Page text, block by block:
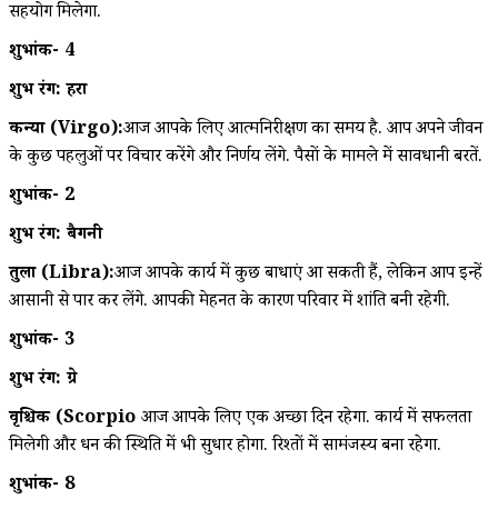
सहयोग मिलेगा.
शुभांक- 4
शुभ रंग: हरा
कन्या (Virgo):आज आपके लिए आत्मनिरीक्षण का समय है. आप अपने जीवन
के कुछ पहलुओं पर विचार करेंगे और निर्णय लेंगे. पैसों के मामले में सावधानी बरतें.
शुभांक- 2
शुभ रंग: बैगनी
तुला (Libra):आज आपके कार्य में कुछ बाधाएं आ सकती हैं, लेकिन आप इन्हें
आसानी से पार कर लेंगे. आपकी मेहनत के कारण परिवार में शांति बनी रहेगी.
शुभांक- 3
शुभ रंग: ग्रे
वृश्चिक (Scorpio आज आपके लिए एक अच्छा दिन रहेगा. कार्य में सफलता
मिलेगी और धन की स्थिति में भी सुधार होगा. रिश्तों में सामंजस्य बना रहेगा.
शुभांक- 8